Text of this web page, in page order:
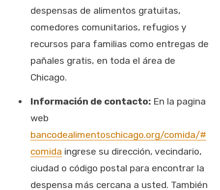
despensas de alimentos gratuitas,
comedores comunitarios, refugios y
recursos para familias como entregas de
pañales gratis, en toda el área de
Chicago.
Información de contacto: En la pagina
web
bancodealimentoschicago.org/comida/#
comida ingrese su dirección, vecindario,
ciudad o código postal para encontrar la
despensa más cercana a usted. También